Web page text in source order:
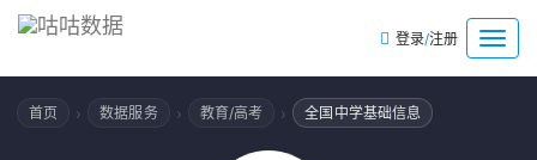
菜
单
登录/注册
首页 › 数据服务 › 教育/高考 › 全国中学基础信息